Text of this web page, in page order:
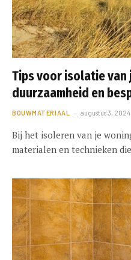
Tips voor isolatie van
duurzaamheid en
BOUWMATERIAAL augustus 3, 2024
Bij het isoleren van je
materialen en technieken